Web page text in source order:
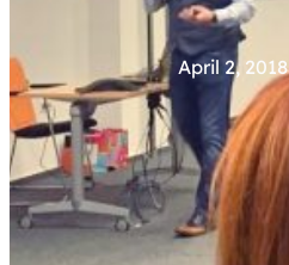
April 2, 2018